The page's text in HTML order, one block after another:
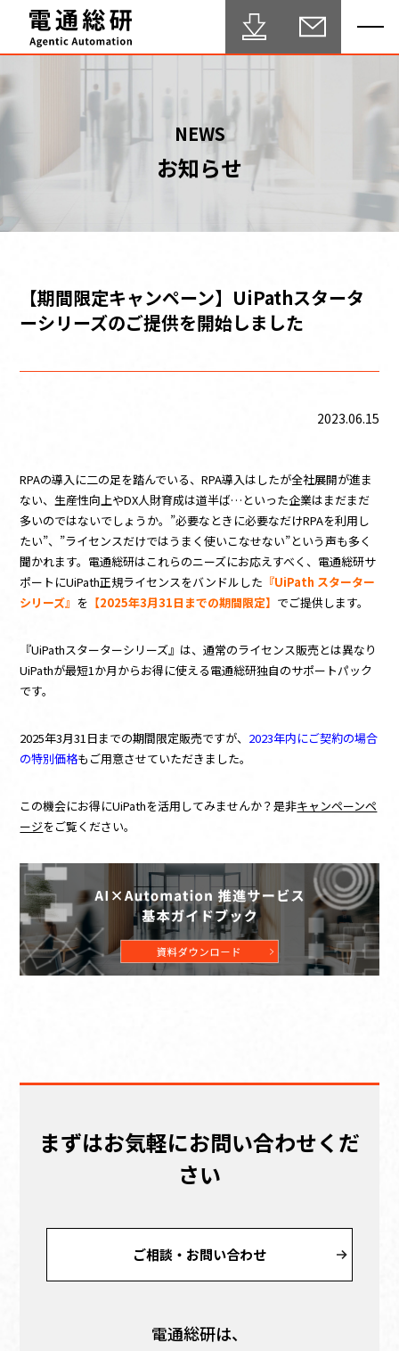
HOME
Agentic Automation 推進サービス
セミナー
ブログ
テクニカルサポート
お問い合わせ
このサイトについて
UiPathとは
NEWS
お知らせ
【期間限定キャンペーン】 UiPathスタータ
ーシリーズのご提供を開始しました
2023.06.15
RPAの導入に二の足を踏んでいる、RPA導入はしたが全社展開が進ま
ない、生産性向上やDX人財育成は道半ば…といった企業はまだまだ
多いのではないでしょうか。”必要なときに必要なだけRPAを利用し
たい”、”ライセンスだけではうまく使いこなせない”という声も多く
聞かれます。電通総研はこれらのニーズにお応えすべく、電通総研サ
ポートにUiPath正規ライセンスをバンドルした 『UiPath スターター
シリーズ』 を 【2025年3月31日までの期間限定】 でご提供します。
『UiPathスターターシリーズ』は、通常のライセンス販売とは異なり
UiPathが最短1か月からお得に使える電通総研独自のサポートパック
です。
2025年3月31日までの期間限定販売ですが、 2023年内にご契約の場合
の特別価格もご用意させていただきました。
この機会にお得にUiPathを活用してみませんか？是非キャンペーンペ
ージをご覧ください。
まずはお気軽にお問い合わせくだ
さい
ご相談・お問い合わせ
電通総研は、